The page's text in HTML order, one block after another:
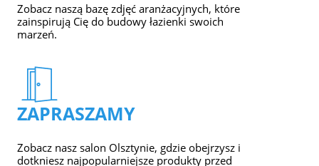
Zobacz naszą bazę zdjęć aranżacyjnych, które
zainspirują Cię do budowy łazienki swoich
marzeń.
ZAPRASZAMY
Zobacz nasz salon Olsztynie, gdzie obejrzysz i
dotkniesz najpopularniejsze produkty przed